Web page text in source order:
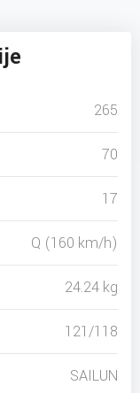
265
70
17
Q (160 km/h)
24.24 kg
121/118
SAILUN